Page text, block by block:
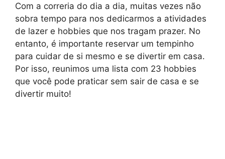
Com a correria do dia a dia, muitas vezes não
sobra tempo para nos dedicarmos a atividades
de lazer e hobbies que nos tragam prazer. No
entanto, é importante reservar um tempinho
para cuidar de si mesmo e se divertir em casa.
Por isso, reunimos uma lista com 23 hobbies
que você pode praticar sem sair de casa e se
divertir muito!